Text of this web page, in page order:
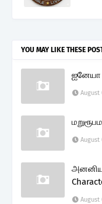
YOU MAY LIKE THESE
ஐனேயா
August
August
August